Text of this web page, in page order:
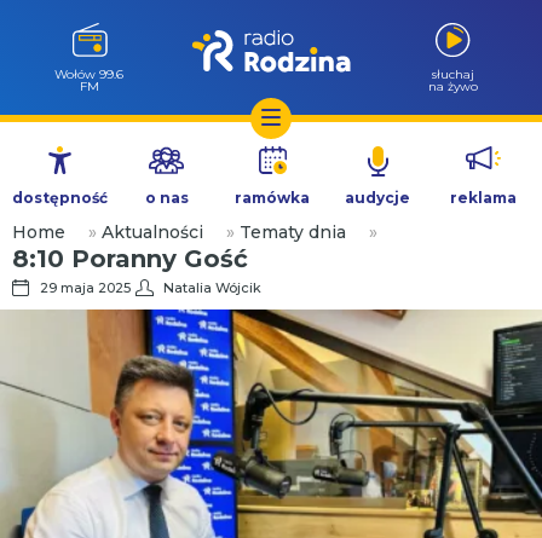
Przejdź
treści
Wołów 99.6
FM
słuchaj
na żywo
dostępność o nas ramówka audycje reklama
Home » Aktualności » Tematy dnia »
8:10 Poranny Gość
29 maja 2025 Natalia Wójcik